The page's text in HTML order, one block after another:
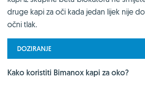
druge kapi za oči kada jedan lijek nije
očni tlak.
DOZIRANJE
Kako koristiti Bimanox kapi za oko?